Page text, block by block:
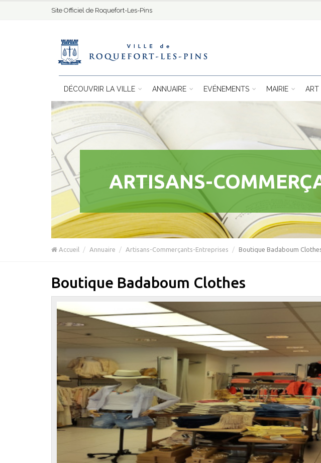
Site Officiel de Roquefort-Les-Pins
DÉCOUVRIR LA VILLE ANNUAIRE EVÉNEMENTS MAIRIE ART
ARTISANS-
Accueil Annuaire Artisans-Commerçants-Entreprises Boutique Badaboum
Boutique Badaboum Clothes